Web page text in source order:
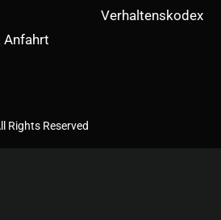
Anfahrt
Verhaltenskodex
Rights Reserved